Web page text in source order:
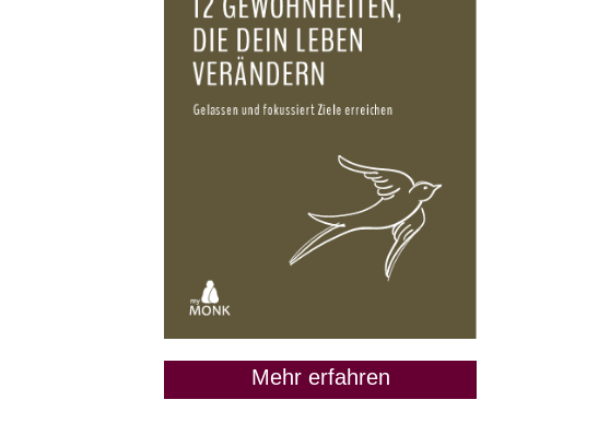
Mehr erfahren